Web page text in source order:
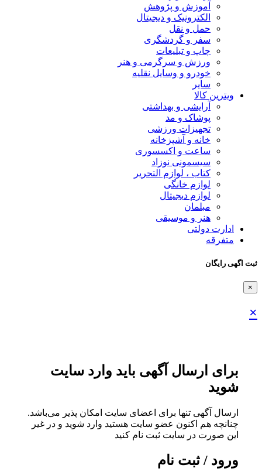
آموزش و پژوهش
الکترونیک و دیجیتال
حمل و نقل
سفر و گردشگری
چاپ و تبلیعات
ورزش و سرگرمی و هنر
خودرو و وسایل نقلیه
سایر
ویترین کالا
آرایشی و بهداشتی
پوشاک و مد
تجهیزات ورزشی
خانه و آشپزخانه
ساعت و اکسسوری
سیسمونی نوزاد
کتاب ، لوازم التحریر
لوازم خانگی
لوازم دیجیتال
مبلمان
هنر و موسیقی
ادارت دولتی
متفرقه
ثبت اگهی رایگان
×
×
برای ارسال آگهی باید وارد سایت
شوید
ارسال آگهی تنها برای اعضای سایت امکان پذیر می‌باشد.
چنانچه هم‌ اکنون عضو سایت هستید وارد شوید و در غیر
این صورت در سایت ثبت نام کنید
ورود / ثبت نام